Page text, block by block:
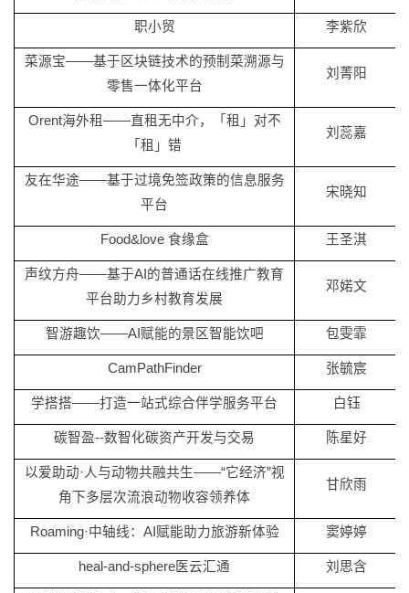
职小贸 李紫欣
菜源宝——基于区块链技术的预制菜溯源与
零售一体化平台
刘菁阳
Orent海外租——直租无中介，「租」对不
「租」错
刘蕊嘉
友在华途——基于过境免签政策的信息服务
平台
宋晓知
Food&love 食缘盒 王圣淇
声纹方舟——基于AI的普通话在线推广教育
平台助力乡村教育发展
邓婼文
智游趣饮——AI赋能的景区智能饮吧 包雯霏
CamPathFinder 张毓宸
学搭搭——打造一站式综合伴学服务平台 白钰
碳智盈--数智化碳资产开发与交易 陈星好
以爱助动·人与动物共融共生——“它经济”视
角下多层次流浪动物收容领养体
甘欣雨
Roaming·中轴线：AI赋能助力旅游新体验 窦婷婷
heal-and-sphere医云汇通 刘思含